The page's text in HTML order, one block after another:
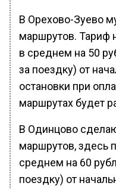
В Орехово-Зуево
маршрутов. Тариф
в среднем на 50
за поездку) от
остановки при
маршрутах будет
В Одинцово
маршрутов, здесь
среднем на 60
поездку) от